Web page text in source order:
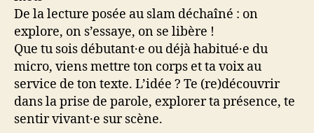
De la lecture posée au slam déchaîné : on
explore, on s’essaye, on se libère !
Que tu sois débutant·e ou déjà habitué·e du
micro, viens mettre ton corps et ta voix au
service de ton texte. L’idée ? Te (re)découvrir
dans la prise de parole, explorer ta présence, te
sentir vivant·e sur scène.